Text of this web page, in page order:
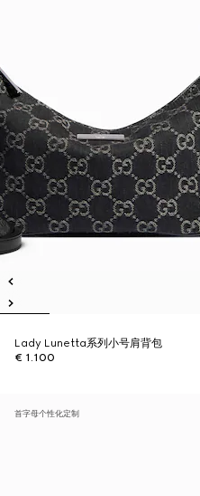
Lady Lunetta系列小号肩背包
€ 1.100
首字母个性化定制